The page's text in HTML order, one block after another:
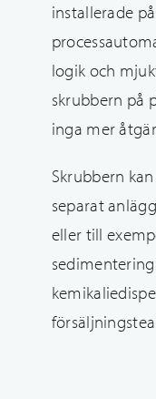
installerade
logik och
skrubbern på
inga mer
Skrubbern
separat
eller till